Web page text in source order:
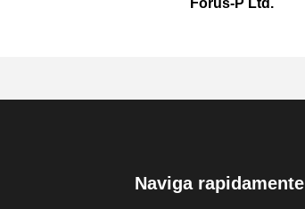
Forus-P Ltd.
Naviga rapidamente